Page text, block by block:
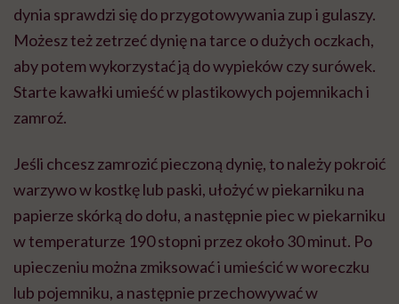
dynia sprawdzi się do przygotowywania zup i gulaszy.
Możesz też zetrzeć dynię na tarce o dużych oczkach,
aby potem wykorzystać ją do wypieków czy surówek.
Starte kawałki umieść w plastikowych pojemnikach i
zamroź.
Jeśli chcesz zamrozić pieczoną dynię, to należy pokroić
warzywo w kostkę lub paski, ułożyć w piekarniku na
papierze skórką do dołu, a następnie piec w piekarniku
w temperaturze 190 stopni przez około 30 minut. Po
upieczeniu można zmiksować i umieścić w woreczku
lub pojemniku, a następnie przechowywać w